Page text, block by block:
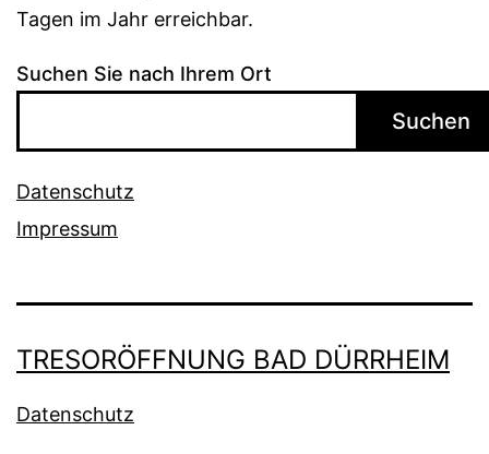
Tagen im Jahr erreichbar.
Suchen Sie nach Ihrem Ort
Suchen
Datenschutz
Impressum
TRESORÖFFNUNG BAD DÜRRHEIM
Datenschutz